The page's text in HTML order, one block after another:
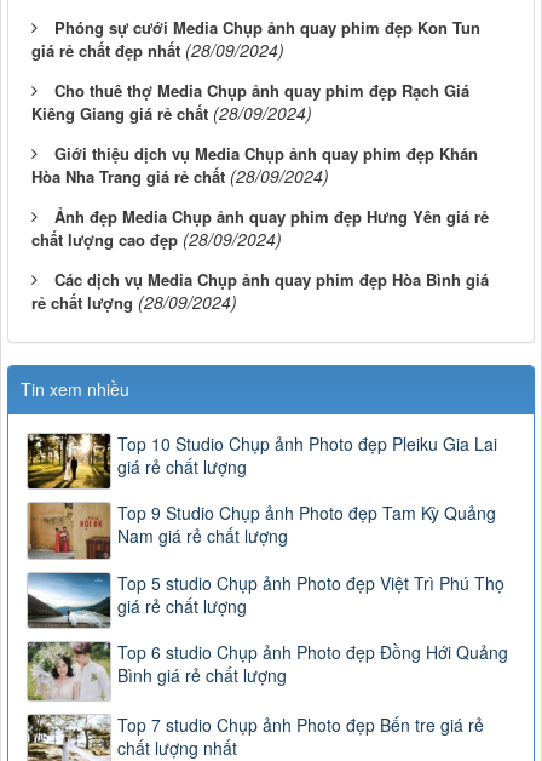
Phóng sự cưới Media Chụp ảnh quay phim đẹp Kon Tun
giá rẻ chất đẹp nhất (28/09/2024)
Cho thuê thợ Media Chụp ảnh quay phim đẹp Rạch Giá
Kiêng Giang giá rẻ chất (28/09/2024)
Giới thiệu dịch vụ Media Chụp ảnh quay phim đẹp Khán
Hòa Nha Trang giá rẻ chất (28/09/2024)
Ảnh đẹp Media Chụp ảnh quay phim đẹp Hưng Yên giá rẻ
chất lượng cao đẹp (28/09/2024)
Các dịch vụ Media Chụp ảnh quay phim đẹp Hòa Bình giá
rẻ chất lượng (28/09/2024)
Tin xem nhiều
Top 10 Studio Chụp ảnh Photo đẹp Pleiku Gia Lai
giá rẻ chất lượng
Top 9 Studio Chụp ảnh Photo đẹp Tam Kỳ Quảng
Nam giá rẻ chất lượng
Top 5 studio Chụp ảnh Photo đẹp Việt Trì Phú Thọ
giá rẻ chất lượng
Top 6 studio Chụp ảnh Photo đẹp Đồng Hới Quảng
Bình giá rẻ chất lượng
Top 7 studio Chụp ảnh Photo đẹp Bến tre giá rẻ
chất lượng nhất